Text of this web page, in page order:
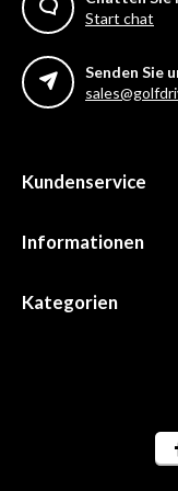
Start chat
Senden Sie
Kundenservice
Informationen
Kategorien